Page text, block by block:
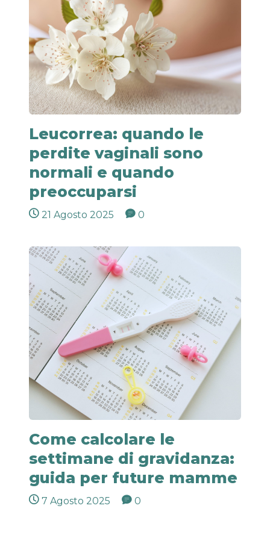
Leucorrea: quando le
perdite vaginali sono
normali e quando
preoccuparsi
21 Agosto 2025 0
Come calcolare le
settimane di gravidanza:
guida per future mamme
7 Agosto 2025 0